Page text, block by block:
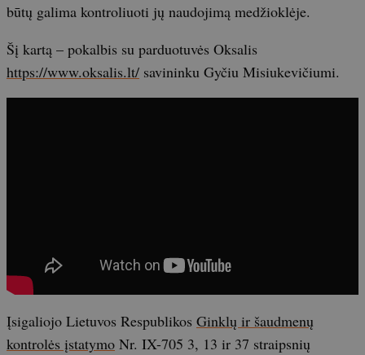
būtų galima kontroliuoti jų naudojimą medžioklėje.
Šį kartą – pokalbis su parduotuvės Oksalis
https://www.oksalis.lt/ savininku Gyčiu Misiukevičiumi.
Įsigaliojo Lietuvos Respublikos Ginklų ir šaudmenų
kontrolės įstatymo Nr. IX-705 3, 13 ir 37 straipsnių